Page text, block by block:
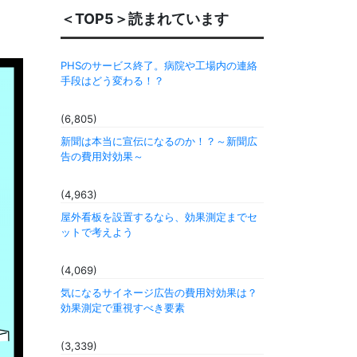
＜TOP5＞読まれています
PHSのサービス終了。病院や工場内の連絡
手段はどう変わる！？
(6,805)
新聞は本当に宣伝になるのか！？～新聞広
告の費用対効果～
(4,963)
屋外看板を設置するなら、効果測定までセ
ットで考えよう
(4,069)
気になるサイネージ広告の費用対効果は？
効果測定で重視すべき要素
(3,339)